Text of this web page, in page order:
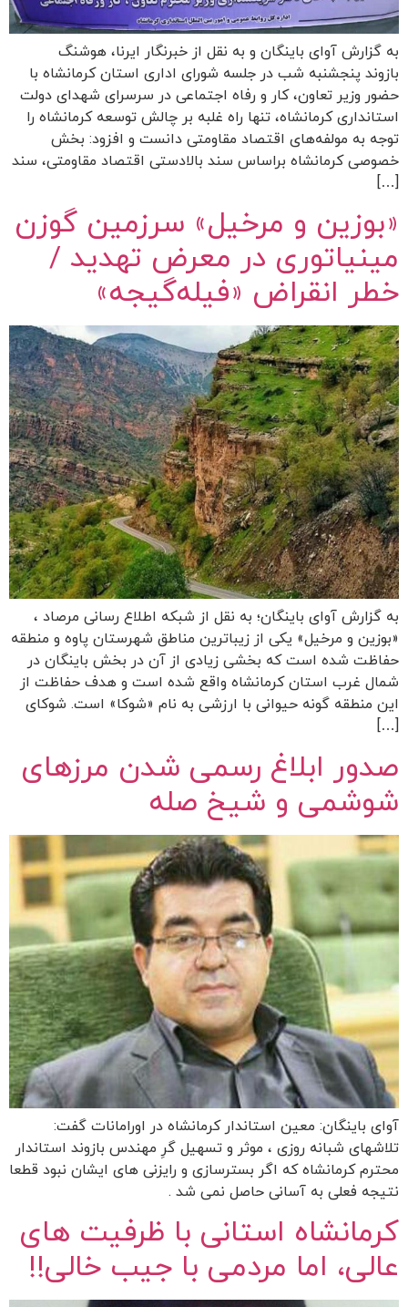
به گزارش آوای باینگان و به نقل از خبرنگار ایرنا، هوشنگ
بازوند پنجشنبه شب در جلسه شورای اداری استان کرمانشاه با
حضور وزیر تعاون، کار و رفاه اجتماعی در سرسرای شهدای دولت
استانداری کرمانشاه، تنها راه غلبه بر چالش توسعه کرمانشاه را
توجه به مولفه‌های اقتصاد مقاومتی دانست و افزود: بخش
خصوصی کرمانشاه براساس سند بالادستی اقتصاد مقاومتی، سند
[…]
«بوزین و مرخیل» سرزمین گوزن
مینیاتوری در معرض تهدید /
خطر انقراض «فیله‌گیجه»
به گزارش آوای باینگان؛ به نقل از شبکه اطلاع رسانی مرصاد ،
«بوزین و مرخیل» یکی از زیباترین مناطق شهرستان پاوه و منطقه
حفاظت شده‌ است که بخشی زیادی از آن در بخش باینگان در
شمال غرب استان کرمانشاه واقع شده است و هدف حفاظت از
این منطقه گونه‌ حیوانی با ارزشی به نام «شوکا» است. شوکای
[…]
صدور ابلاغ رسمی شدن مرزهای
شوشمی و شیخ صله
آوای باینگان: معین استاندار کرمانشاه در اورامانات گفت:
تلاشهای شبانه روزی ، موثر و تسهیل گرِ مهندس بازوند استاندار
محترم کرمانشاه که اگر بسترسازی و رایزنی های ایشان نبود قطعا
نتیجه فعلی به آسانی حاصل نمی شد .
کرمانشاه استانی با ظرفیت های
عالی، اما مردمی با جیب خالی!!